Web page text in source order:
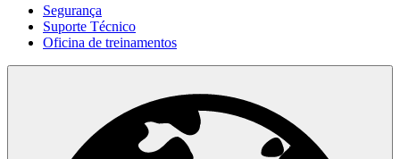
Segurança
Suporte Técnico
Oficina de treinamentos